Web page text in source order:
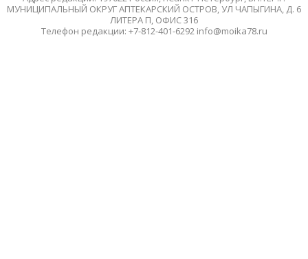
МУНИЦИПАЛЬНЫЙ ОКРУГ АПТЕКАРСКИЙ ОСТРОВ, УЛ ЧАПЫГИНА, Д. 6
ЛИТЕРА П, ОФИС 316
Телефон редакции: +7-812-401-6292 info@moika78.ru